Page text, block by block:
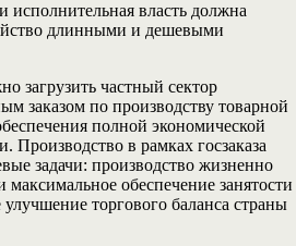
исполнительная власть должна
длинными и дешевыми
загрузить частный сектор
заказом по производству товарной
полной экономической
Производство в рамках госзаказа
задачи: производство жизненно
обеспечение занятости
торгового баланса страны